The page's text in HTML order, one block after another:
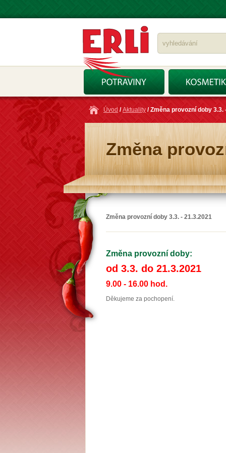
Úvod /Aktuality / Změna provozní doby 3.3.
Změna
Změna provozní doby 3.3. - 21.3.2021
Změna provozní doby:
od 3.3. do 21.3.2021
9.00 - 16.00 hod.
Děkujeme za pochopení.